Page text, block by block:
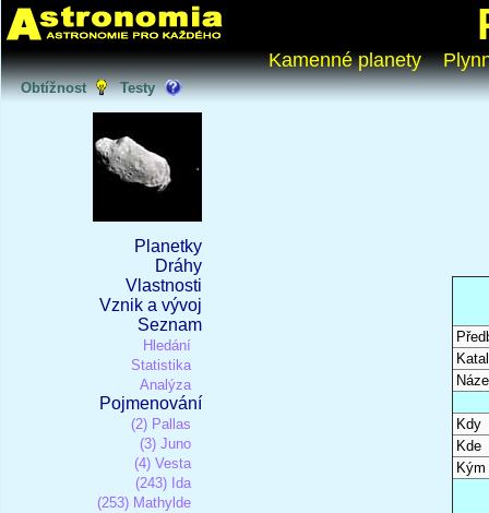
Kamenné planety
Obtížnost Testy
Planetky
Dráhy
Vlastnosti
Vznik a vývoj
Seznam
Hledání
Statistika
Analýza
Pojmenování
(2) Pallas
(3) Juno
(4) Vesta
(243) Ida
(253) Mathylde
Kdy
Kde
Kým